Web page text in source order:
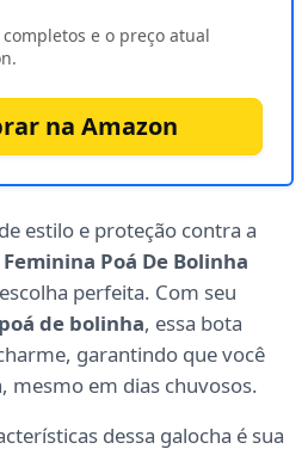
e o preço atual
na Amazon
estilo e proteção contra a
Poá De Bolinha
perfeita. Com seu
poá de bolinha, essa bota
garantindo que você
mesmo em dias chuvosos.
dessa galocha é sua